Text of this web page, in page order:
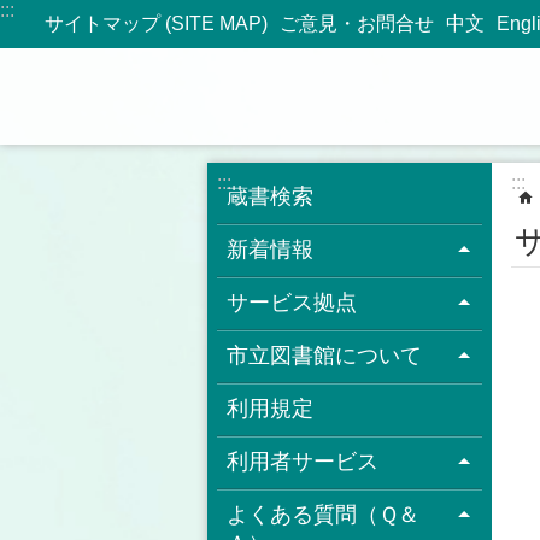
メインコンテンツブロックにスキップ
:::
サイトマップ (SITE MAP) ご意見・お問合せ 中文
:::
蔵書検索
新着情報
サービス拠点
市立図書館について
利用規定
利用者サービス
よくある質問（Ｑ＆
:::